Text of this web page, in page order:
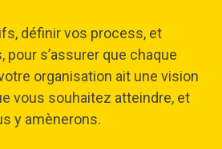
définir vos process, et
pour s’assurer que chaque
organisation ait une vision
vous souhaitez atteindre, et
y amènerons.